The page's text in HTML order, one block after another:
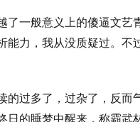
了一般意义上的傻逼文艺
能力，我从没质疑过。不
的过多了，过杂了，反而
日的睡梦中醒来，称霸武